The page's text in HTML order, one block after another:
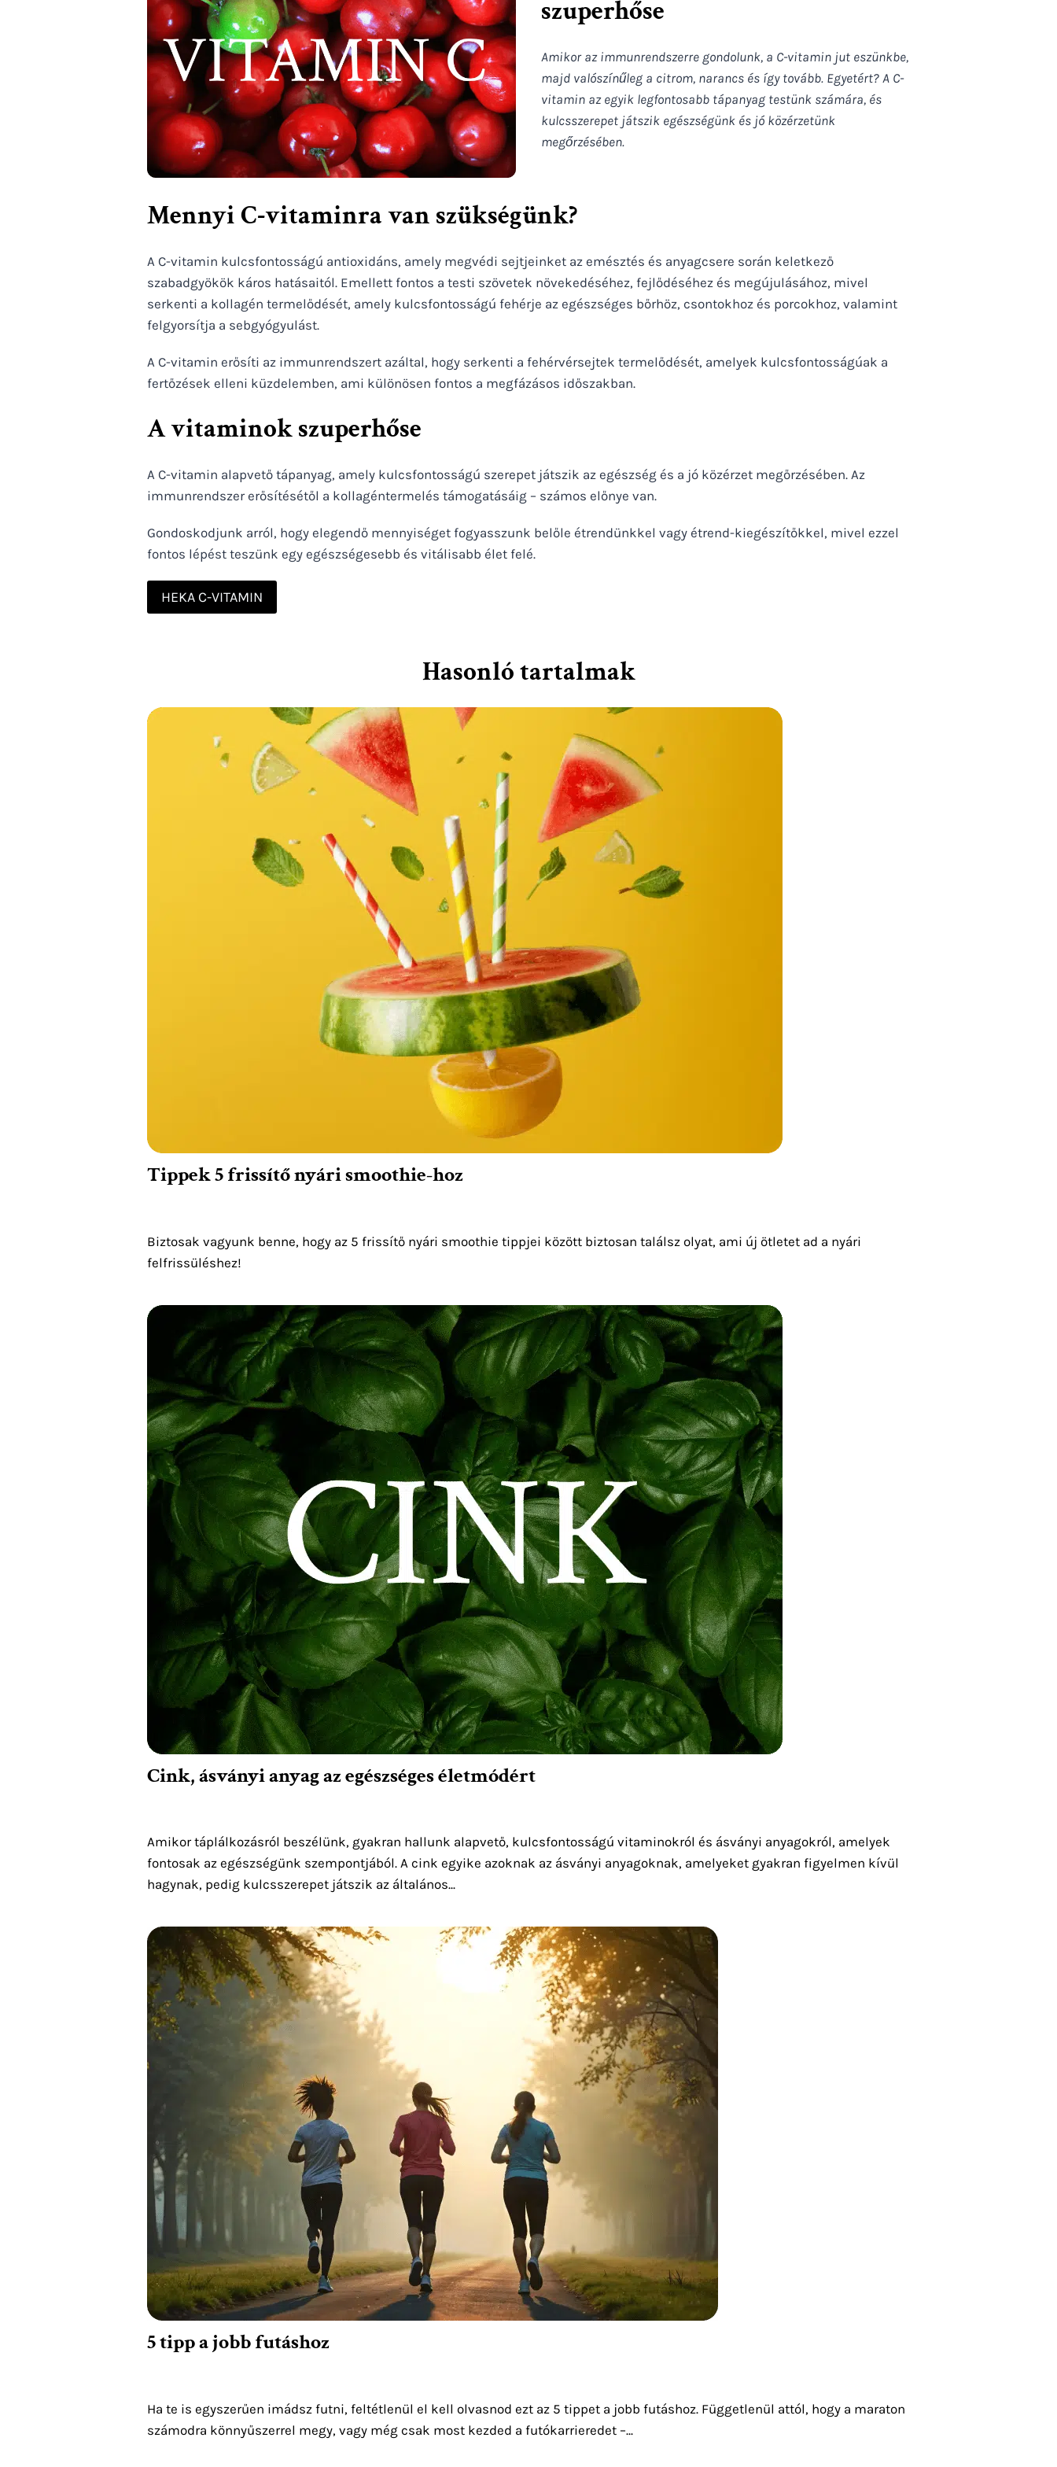
szuperhőse
Amikor az immunrendszerre gondolunk, a C-vitamin jut eszünkbe,
majd valószínűleg a citrom, narancs és így tovább. Egyetért? A C-
vitamin az egyik legfontosabb tápanyag testünk számára, és
kulcsszerepet játszik egészségünk és jó közérzetünk
megőrzésében.
Mennyi C-vitaminra van szükségünk?
A C-vitamin kulcsfontosságú antioxidáns, amely megvédi sejtjeinket az emésztés és anyagcsere során keletkező
szabadgyökök káros hatásaitól. Emellett fontos a testi szövetek növekedéséhez, fejlődéséhez és megújulásához, mivel
serkenti a kollagén termelődését, amely kulcsfontosságú fehérje az egészséges bőrhöz, csontokhoz és porcokhoz, valamint
felgyorsítja a sebgyógyulást.
A C-vitamin erősíti az immunrendszert azáltal, hogy serkenti a fehérvérsejtek termelődését, amelyek kulcsfontosságúak a
fertőzések elleni küzdelemben, ami különösen fontos a megfázásos időszakban.
A vitaminok szuperhőse
A C-vitamin alapvető tápanyag, amely kulcsfontosságú szerepet játszik az egészség és a jó közérzet megőrzésében. Az
immunrendszer erősítésétől a kollagéntermelés támogatásáig – számos előnye van.
Gondoskodjunk arról, hogy elegendő mennyiséget fogyasszunk belőle étrendünkkel vagy étrend-kiegészítőkkel, mivel ezzel
fontos lépést teszünk egy egészségesebb és vitálisabb élet felé.
HEKA C-VITAMIN
Hasonló tartalmak
Tippek 5 frissítő nyári smoothie-hoz
Biztosak vagyunk benne, hogy az 5 frissítő nyári smoothie tippjei között biztosan találsz olyat, ami új ötletet ad a nyári
felfrissüléshez!
Cink, ásványi anyag az egészséges életmódért
Amikor táplálkozásról beszélünk, gyakran hallunk alapvető, kulcsfontosságú vitaminokról és ásványi anyagokról, amelyek
fontosak az egészségünk szempontjából. A cink egyike azoknak az ásványi anyagoknak, amelyeket gyakran figyelmen kívül
hagynak, pedig kulcsszerepet játszik az általános...
5 tipp a jobb futáshoz
Ha te is egyszerűen imádsz futni, feltétlenül el kell olvasnod ezt az 5 tippet a jobb futáshoz. Függetlenül attól, hogy a maraton
számodra könnyűszerrel megy, vagy még csak most kezded a futókarrieredet –...